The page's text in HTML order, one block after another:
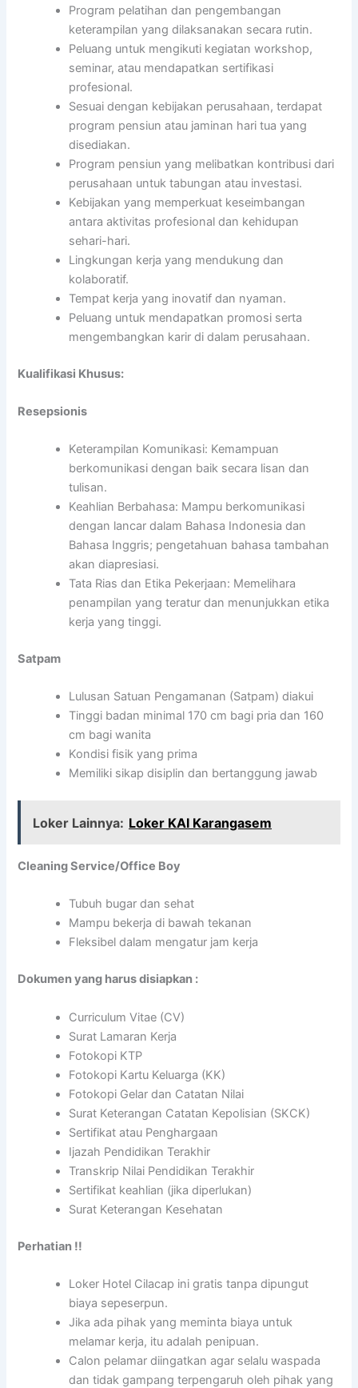
Program pelatihan dan pengembangan
keterampilan yang dilaksanakan secara rutin.
Peluang untuk mengikuti kegiatan workshop,
seminar, atau mendapatkan sertifikasi
profesional.
Sesuai dengan kebijakan perusahaan, terdapat
program pensiun atau jaminan hari tua yang
disediakan.
Program pensiun yang melibatkan kontribusi dari
perusahaan untuk tabungan atau investasi.
Kebijakan yang memperkuat keseimbangan
antara aktivitas profesional dan kehidupan
sehari-hari.
Lingkungan kerja yang mendukung dan
kolaboratif.
Tempat kerja yang inovatif dan nyaman.
Peluang untuk mendapatkan promosi serta
mengembangkan karir di dalam perusahaan.
Kualifikasi Khusus:
Resepsionis
Keterampilan Komunikasi: Kemampuan
berkomunikasi dengan baik secara lisan dan
tulisan.
Keahlian Berbahasa: Mampu berkomunikasi
dengan lancar dalam Bahasa Indonesia dan
Bahasa Inggris; pengetahuan bahasa tambahan
akan diapresiasi.
Tata Rias dan Etika Pekerjaan: Memelihara
penampilan yang teratur dan menunjukkan etika
kerja yang tinggi.
Satpam
Lulusan Satuan Pengamanan (Satpam) diakui
Tinggi badan minimal 170 cm bagi pria dan 160
cm bagi wanita
Kondisi fisik yang prima
Memiliki sikap disiplin dan bertanggung jawab
Loker Lainnya: Loker KAI Karangasem
Cleaning Service/Office Boy
Tubuh bugar dan sehat
Mampu bekerja di bawah tekanan
Fleksibel dalam mengatur jam kerja
Dokumen yang harus disiapkan :
Curriculum Vitae (CV)
Surat Lamaran Kerja
Fotokopi KTP
Fotokopi Kartu Keluarga (KK)
Fotokopi Gelar dan Catatan Nilai
Surat Keterangan Catatan Kepolisian (SKCK)
Sertifikat atau Penghargaan
Ijazah Pendidikan Terakhir
Transkrip Nilai Pendidikan Terakhir
Sertifikat keahlian (jika diperlukan)
Surat Keterangan Kesehatan
Perhatian !!
Loker Hotel Cilacap ini gratis tanpa dipungut
biaya sepeserpun.
Jika ada pihak yang meminta biaya untuk
melamar kerja, itu adalah penipuan.
Calon pelamar diingatkan agar selalu waspada
dan tidak gampang terpengaruh oleh pihak yang